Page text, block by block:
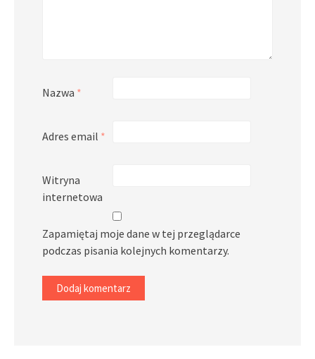
Nazwa *
Adres email *
Witryna
internetowa
Zapamiętaj moje dane w tej przeglądarce
podczas pisania kolejnych komentarzy.